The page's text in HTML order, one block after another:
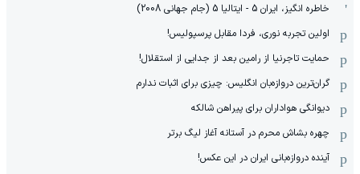
خاطره انگیز، ایران 5 - ایتالیا 5 (جام جهانی 2008)
اولین تجربه نوری، فردا مقابل پرسپولیس!
حمایت تاجرنیا از رامین بعد از جدایی از استقلال!
گران‌ترین دروازه‌بان انگلیس: چیزی برای اثبات ندارم
دیوانگی هواداران برای پیراهن شالکه
چهره بشاش محرم در آستانه آغاز لیگ برتر
آینده دروازه‌بانی ایران در این عکس!